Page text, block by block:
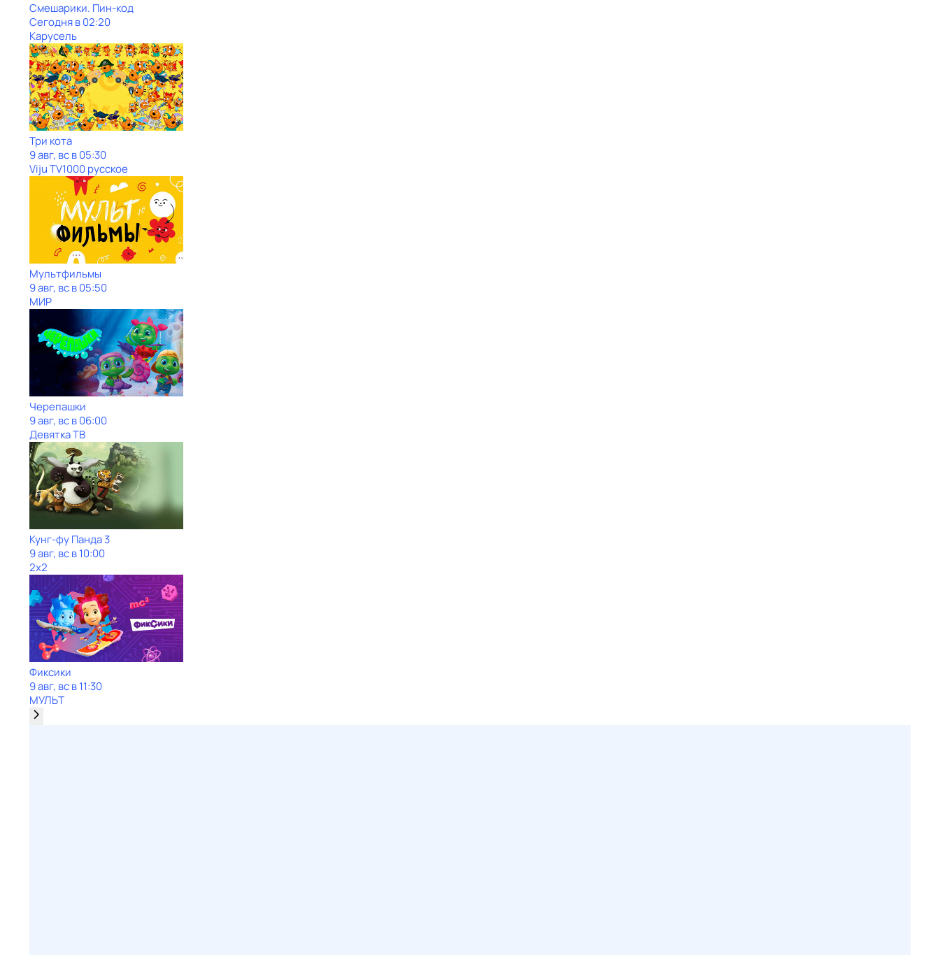
Смешарики. Пин-код
Сегодня в 02:20
Карусель
Три кота
9 авг, вс в 05:30
Viju TV1000 русское
Мультфильмы
9 авг, вс в 05:50
МИР
Черепашки
9 авг, вс в 06:00
Девятка ТВ
Кунг-фу Панда 3
9 авг, вс в 10:00
2x2
Фиксики
9 авг, вс в 11:30
МУЛЬТ